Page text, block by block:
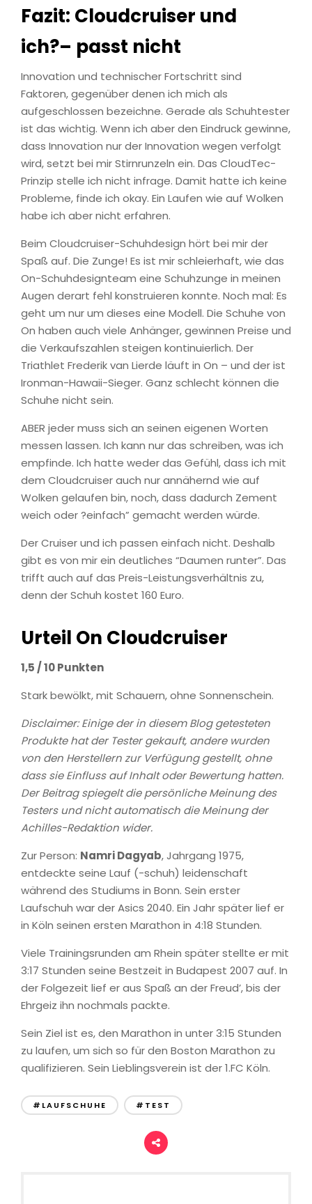
Fazit: Cloudcruiser und
ich?– passt nicht
Innovation und technischer Fortschritt sind
Faktoren, gegenüber denen ich mich als
aufgeschlossen bezeichne. Gerade als Schuhtester
ist das wichtig. Wenn ich aber den Eindruck gewinne,
dass Innovation nur der Innovation wegen verfolgt
wird, setzt bei mir Stirnrunzeln ein. Das CloudTec-
Prinzip stelle ich nicht infrage. Damit hatte ich keine
Probleme, finde ich okay. Ein Laufen wie auf Wolken
habe ich aber nicht erfahren.
Beim Cloudcruiser-Schuhdesign hört bei mir der
Spaß auf. Die Zunge! Es ist mir schleierhaft, wie das
On-Schuhdesignteam eine Schuhzunge in meinen
Augen derart fehl konstruieren konnte. Noch mal: Es
geht um nur um dieses eine Modell. Die Schuhe von
On haben auch viele Anhänger, gewinnen Preise und
die Verkaufszahlen steigen kontinuierlich. Der
Triathlet Frederik van Lierde läuft in On – und der ist
Ironman-Hawaii-Sieger. Ganz schlecht können die
Schuhe nicht sein.
ABER jeder muss sich an seinen eigenen Worten
messen lassen. Ich kann nur das schreiben, was ich
empfinde. Ich hatte weder das Gefühl, dass ich mit
dem Cloudcruiser auch nur annähernd wie auf
Wolken gelaufen bin, noch, dass dadurch Zement
weich oder ?einfach” gemacht werden würde.
Der Cruiser und ich passen einfach nicht. Deshalb
gibt es von mir ein deutliches “Daumen runter”. Das
trifft auch auf das Preis-Leistungsverhältnis zu,
denn der Schuh kostet 160 Euro.
Urteil On Cloudcruiser
1,5 / 10 Punkten
Stark bewölkt, mit Schauern, ohne Sonnenschein.
Disclaimer: Einige der in diesem Blog getesteten
Produkte hat der Tester gekauft, andere wurden
von den Herstellern zur Verfügung gestellt, ohne
dass sie Einfluss auf Inhalt oder Bewertung hatten.
Der Beitrag spiegelt die persönliche Meinung des
Testers und nicht automatisch die Meinung der
Achilles-Redaktion wider.
Zur Person: Namri Dagyab, Jahrgang 1975,
entdeckte seine Lauf (-schuh) leidenschaft
während des Studiums in Bonn. Sein erster
Laufschuh war der Asics 2040. Ein Jahr später lief er
in Köln seinen ersten Marathon in 4:18 Stunden.
Viele Trainingsrunden am Rhein später stellte er mit
3:17 Stunden seine Bestzeit in Budapest 2007 auf. In
der Folgezeit lief er aus Spaß an der Freud’, bis der
Ehrgeiz ihn nochmals packte.
Sein Ziel ist es, den Marathon in unter 3:15 Stunden
zu laufen, um sich so für den Boston Marathon zu
qualifizieren. Sein Lieblingsverein ist der 1.FC Köln.
#LAUFSCHUHE #TEST